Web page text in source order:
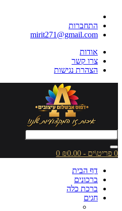
התחברות
mirit271@gmail.com
אודות
צרו קשר
הצהרת נגישות
0 פריט\ים - ₪0.00
0
דף הבית
ברכונים
ברכת כלה
חגים